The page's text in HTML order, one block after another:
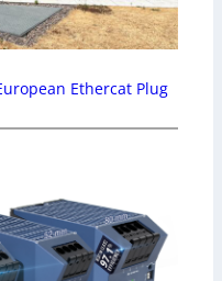
Ethercat Plug